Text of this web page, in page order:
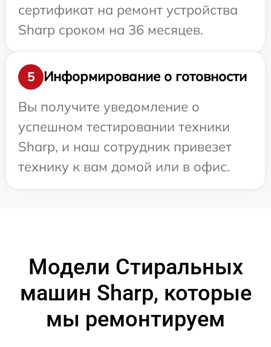
сертификат на ремонт устройства
Sharp сроком на 36 месяцев.
5
Информирование о готовности
Вы получите уведомление о
успешном тестировании техники
Sharp, и наш сотрудник привезет
технику к вам домой или в офис.
Модели Стиральных
машин Sharp, которые
мы ремонтируем